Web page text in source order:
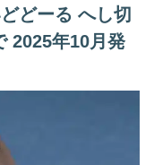
どーる へし切
2025年10月発